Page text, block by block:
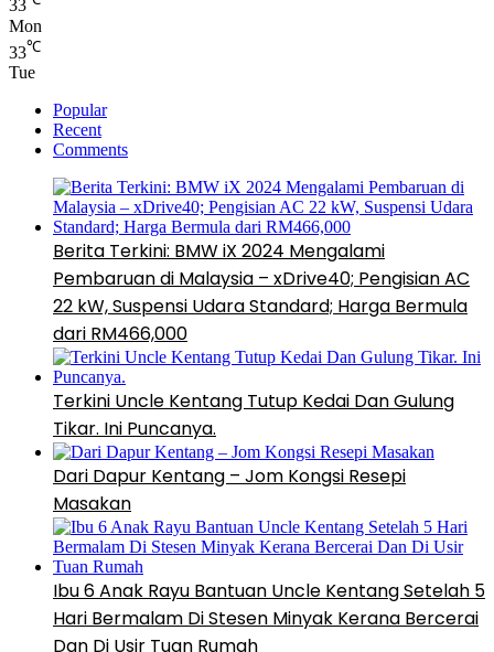
33
Mon
33℃
Tue
Popular
Recent
Comments
Berita Terkini: BMW iX 2024 Mengalami
Pembaruan di Malaysia – xDrive40; Pengisian AC
22 kW, Suspensi Udara Standard; Harga Bermula
dari RM466,000
Terkini Uncle Kentang Tutup Kedai Dan Gulung
Tikar. Ini Puncanya.
Dari Dapur Kentang – Jom Kongsi Resepi
Masakan
Ibu 6 Anak Rayu Bantuan Uncle Kentang Setelah 5
Hari Bermalam Di Stesen Minyak Kerana Bercerai
Dan Di Usir Tuan Rumah